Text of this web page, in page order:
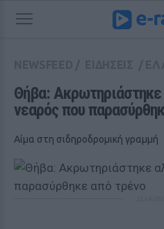
Θήβα:
νεαρός που
Αίμα στη σιδηροδρομική γραμμή